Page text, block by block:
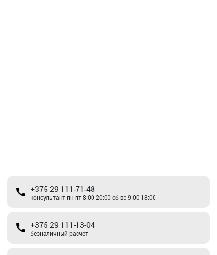
+375 29 111-71-48
консультант пн-пт 8:00-20:00 сб-вс 9:00-18:00
+375 29 111-13-04
безналичный расчет